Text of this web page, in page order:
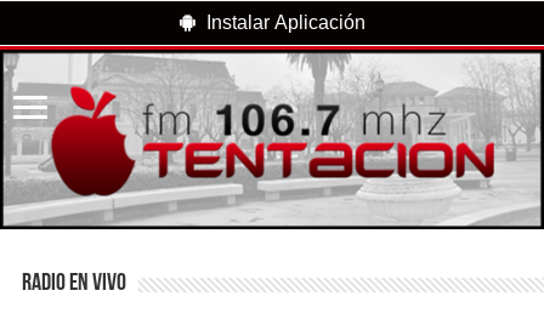
Instalar Aplicación
RADIO EN VIVO